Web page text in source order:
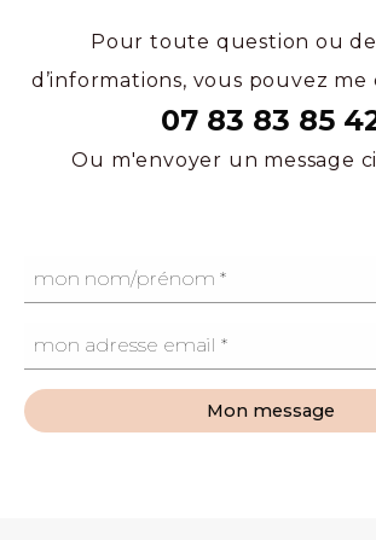
Pour toute question ou
d’informations, vous pouvez
07 83 83 85
Ou m'envoyer un message
Mon message